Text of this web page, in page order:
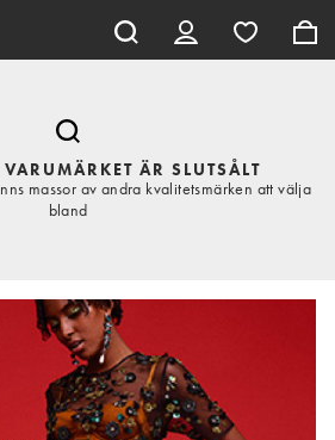
ÄR SLUTSÅLT
massor av andra kvalitetsmärken att välja
bland